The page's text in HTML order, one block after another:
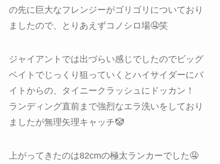
の先に巨大なフレンジーがゴリゴリについており
ましたので、とりあえずコノシロ場🤤笑
ジャイアントでは出づらい感じでしたのでビッグ
ベイトでじっくり狙っていくとハイサイダーにバ
イトからの、タイニークラッシュにドッカン！
ランディング直前まで強烈なエラ洗いをしており
ましたが無理矢理キャッチ🤡
上がってきたのは82cmの極太ランカーでした🤤